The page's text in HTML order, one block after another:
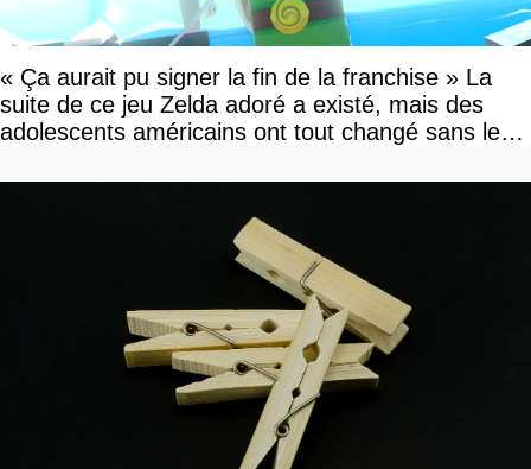
« Ça aurait pu signer la fin de la franchise » La
suite de ce jeu Zelda adoré a existé, mais des
adolescents américains ont tout changé sans le